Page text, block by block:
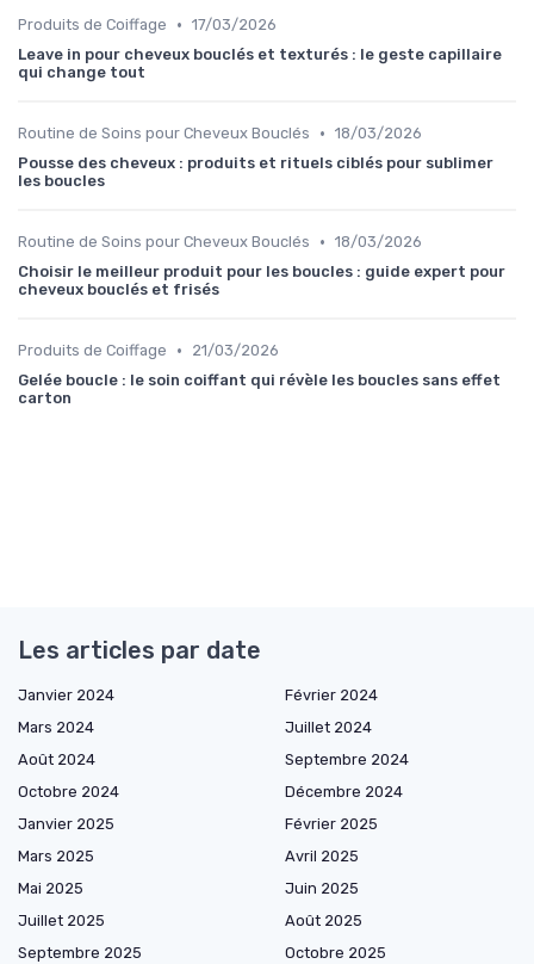
Produits de Coiffage • 17/03/2026
Leave in pour cheveux bouclés et texturés : le geste capillaire
qui change tout
Routine de Soins pour Cheveux Bouclés • 18/03/2026
Pousse des cheveux : produits et rituels ciblés pour sublimer
les boucles
Routine de Soins pour Cheveux Bouclés • 18/03/2026
Choisir le meilleur produit pour les boucles : guide expert pour
cheveux bouclés et frisés
Produits de Coiffage •
21/03/2026
Gelée boucle : le soin coiffant qui révèle les boucles sans effet
carton
Les articles par date
Janvier 2024
Février 2024
Mars 2024
Juillet 2024
Août 2024
Septembre 2024
Octobre 2024
Décembre 2024
Janvier 2025
Février 2025
Mars 2025
Avril 2025
Mai 2025
Juin 2025
Juillet 2025
Août 2025
Septembre 2025
Octobre 2025